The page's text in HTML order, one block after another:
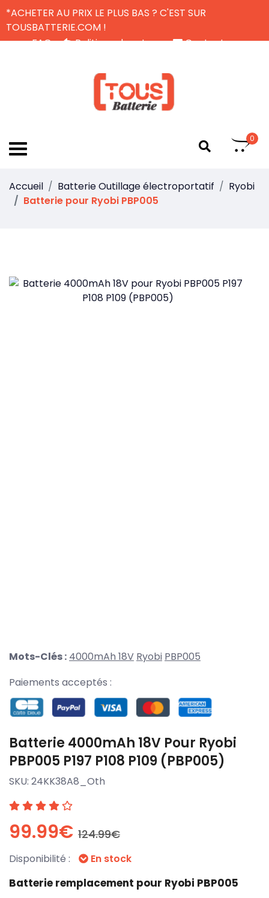
*ACHETER AU PRIX LE PLUS BAS ? C'EST SUR
TOUSBATTERIE.COM !
FAQ
Politique de retour
Contactez-nous
0
Accueil Batterie Outillage électroportatif
Ryobi
Batterie pour Ryobi PBP005
Mots-Clés : 4000mAh 18V Ryobi PBP005
Paiements acceptés :
Batterie 4000mAh 18V Pour Ryobi
PBP005 P197 P108 P109 (PBP005)
SKU: 24KK38A8_Oth
99.99€ 124.99€
Disponibilité : En stock
Batterie remplacement pour Ryobi PBP005